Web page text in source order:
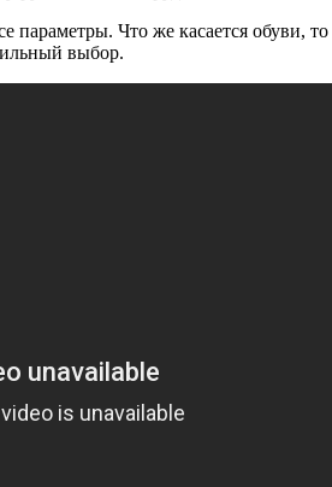
Что же касается обуви,
выбор.